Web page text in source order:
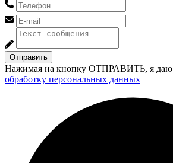
Отправить
Нажимая на кнопку ОТПРАВИТЬ, я даю
обработку персональных данных